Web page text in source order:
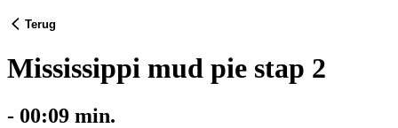
Terug
Mississippi mud pie stap 2
- 00:09 min.